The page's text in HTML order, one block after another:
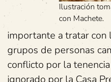
Ilustración
con Machete.
importante a tratar con
grupos de personas
conflicto por la